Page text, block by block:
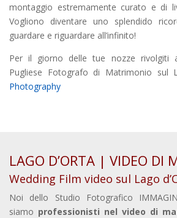
montaggio estremamente curato e di
Vogliono diventare uno splendido
guardare e riguardare all’infinito!
Per il giorno delle tue nozze rivolgiti
Pugliese Fotografo di Matrimonio sul
Photography
LAGO D’ORTA | VIDEO DI
Wedding Film video sul Lago
Noi dello Studio Fotografico
siamo professionisti nel video di